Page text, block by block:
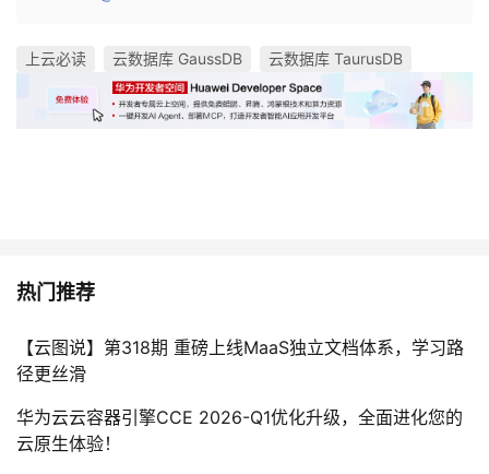
上云必读 云数据库 GaussDB 云数据库 TaurusDB
热门推荐
【云图说】第318期 重磅上线MaaS独立文档体系，学习路
径更丝滑
华为云云容器引擎CCE 2026-Q1优化升级，全面进化您的
云原生体验！